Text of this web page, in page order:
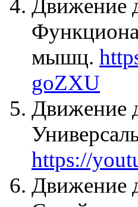
Движение
мышц.
goZXU
Движение
https://
Движение